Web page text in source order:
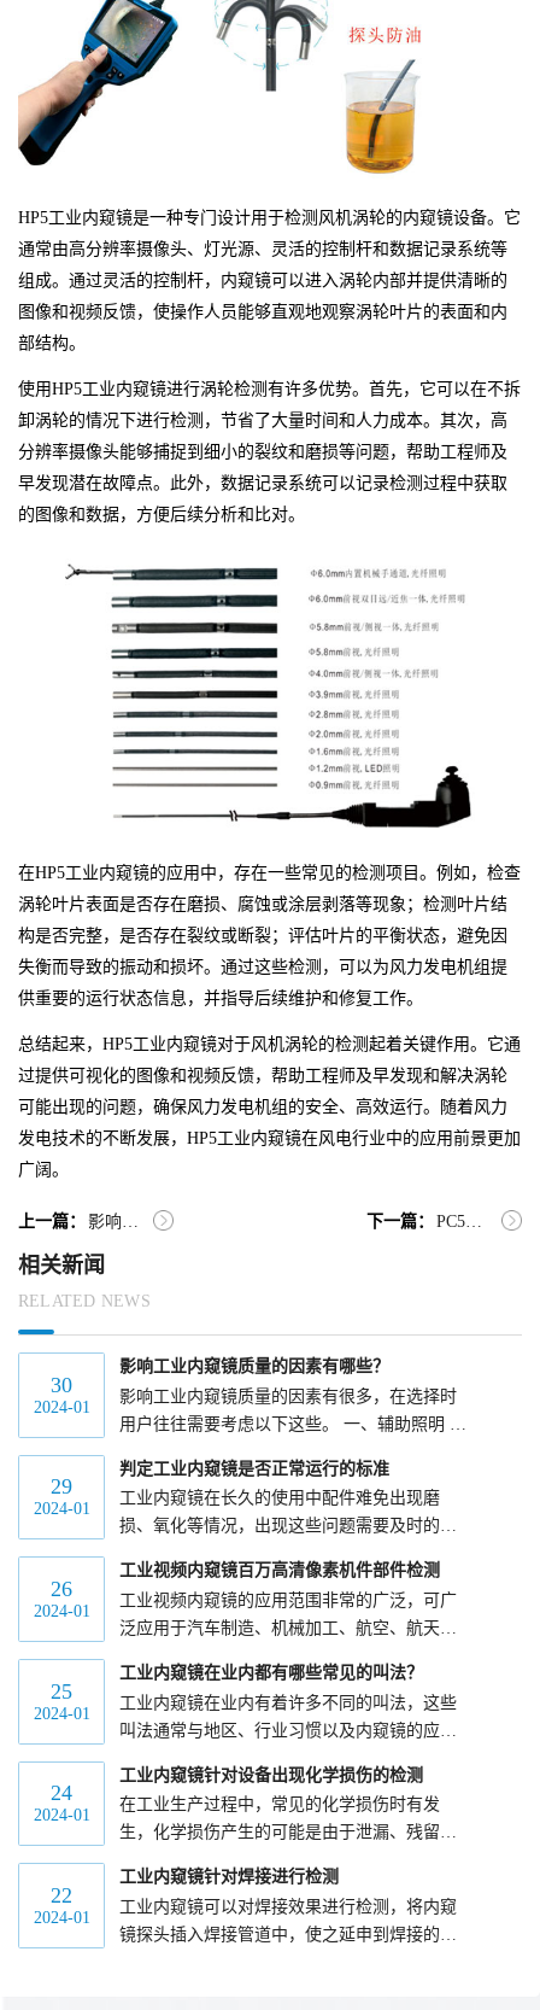
HP5工业内窥镜是一种专门设计用于检测风机涡轮的内窥镜设备。它
通常由高分辨率摄像头、灯光源、灵活的控制杆和数据记录系统等
组成。通过灵活的控制杆，内窥镜可以进入涡轮内部并提供清晰的
图像和视频反馈，使操作人员能够直观地观察涡轮叶片的表面和内
部结构。
使用HP5工业内窥镜进行涡轮检测有许多优势。首先，它可以在不拆
卸涡轮的情况下进行检测，节省了大量时间和人力成本。其次，高
分辨率摄像头能够捕捉到细小的裂纹和磨损等问题，帮助工程师及
早发现潜在故障点。此外，数据记录系统可以记录检测过程中获取
的图像和数据，方便后续分析和比对。
在HP5工业内窥镜的应用中，存在一些常见的检测项目。例如，检查
涡轮叶片表面是否存在磨损、腐蚀或涂层剥落等现象；检测叶片结
构是否完整，是否存在裂纹或断裂；评估叶片的平衡状态，避免因
失衡而导致的振动和损坏。通过这些检测，可以为风力发电机组提
供重要的运行状态信息，并指导后续维护和修复工作。
总结起来，HP5工业内窥镜对于风机涡轮的检测起着关键作用。它通
过提供可视化的图像和视频反馈，帮助工程师及早发现和解决涡轮
可能出现的问题，确保风力发电机组的安全、高效运行。随着风力
发电技术的不断发展，HP5工业内窥镜在风电行业中的应用前景更加
广阔。
上一篇： 影响工业内窥镜质量的因素有哪些？ 下一篇： PC5警用内窥镜在军事反恐中的应用有哪些？
相关新闻
RELATED NEWS
30
2024-01
影响工业内窥镜质量的因素有哪些？
影响工业内窥镜质量的因素有很多，在选择时
用户往往需要考虑以下这些。 一、辅助照明 好
光学系统应具备清晰度高、畸变小、色彩真实
等特点，能够提供高清晰度的检测画面。
29
2024-01
判定工业内窥镜是否正常运行的标准
工业内窥镜在长久的使用中配件难免出现磨
损、氧化等情况，出现这些问题需要及时的对
镜是否有出现问题，非正常运行时一般出现哪
些状况？
26
2024-01
工业视频内窥镜百万高清像素机件部件检测
工业视频内窥镜的应用范围非常的广泛，可广
泛应用于汽车制造、机械加工、航空、航天、
小的内窥镜探头可拥有百万高清像素，对设备
内部进行探孔检测，无需拆解设备外壳即减少
损耗也加快了维修的时间。
25
2024-01
工业内窥镜在业内都有哪些常见的叫法？
工业内窥镜在业内有着许多不同的叫法，这些
叫法通常与地区、行业习惯以及内窥镜的应用
24
2024-01
工业内窥镜针对设备出现化学损伤的检测
在工业生产过程中，常见的化学损伤时有发
生，化学损伤产生的可能是由于泄漏、残留、
化学腐蚀存在于设备的内部，我们肉眼无法直
接观察到具体部位，这对维修造成一定的困
难。
22
2024-01
工业内窥镜针对焊接进行检测
工业内窥镜可以对焊接效果进行检测，将内窥
镜探头插入焊接管道中，使之延申到焊接的部